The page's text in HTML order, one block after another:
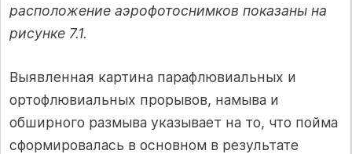
расположение аэрофотоснимков показаны на
рисунке 7.1.
Выявленная картина парафлювиальных и
ортофлювиальных прорывов, намыва и
обширного размыва указывает на то, что пойма
сформировалась в основном в результате